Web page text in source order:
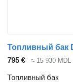
795 € ≈ 15 930 MDL
Топливный бак